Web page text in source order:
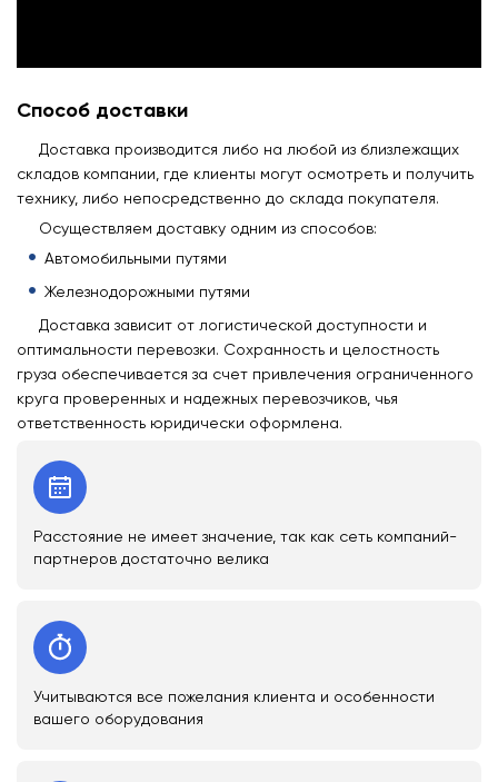
Способ доставки
Доставка производится либо на любой из близлежащих
складов компании, где клиенты могут осмотреть и получить
технику, либо непосредственно до склада покупателя.
Осуществляем доставку одним из способов:
Автомобильными путями
Железнодорожными путями
Доставка зависит от логистической доступности и
оптимальности перевозки. Сохранность и целостность
груза обеспечивается за счет привлечения ограниченного
круга проверенных и надежных перевозчиков, чья
ответственность юридически оформлена.
Расстояние не имеет значение, так как сеть компаний-
партнеров достаточно велика
Учитываются все пожелания клиента и особенности
вашего оборудования